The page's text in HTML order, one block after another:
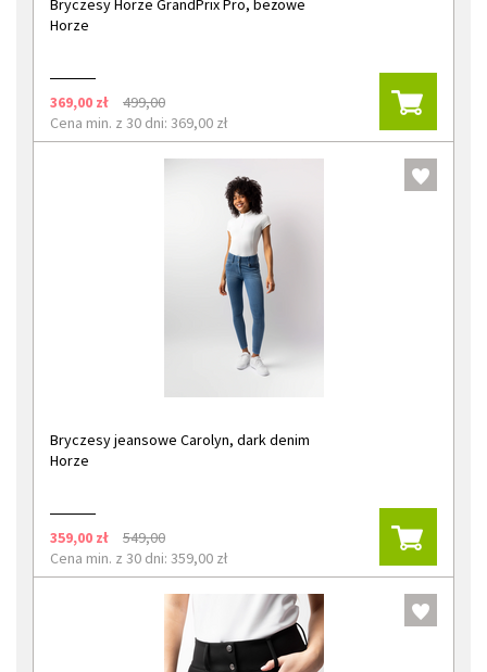
Bryczesy Horze GrandPrix Pro, beżowe
Horze
369,00 zł
499,00
Cena min. z 30 dni: 369,00 zł
Bryczesy jeansowe Carolyn, dark denim
Horze
359,00 zł
549,00
Cena min. z 30 dni: 359,00 zł